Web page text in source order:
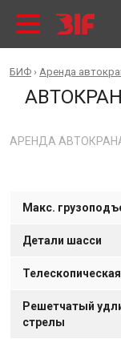
БИФ › Аренда
АВТОКРАН
АРЕНДА АВТОКРАНА
Макс.
Детали шасси
Решетчатый
стрелы